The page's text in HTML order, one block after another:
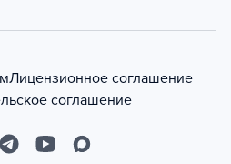
Лицензионное соглашение
соглашение